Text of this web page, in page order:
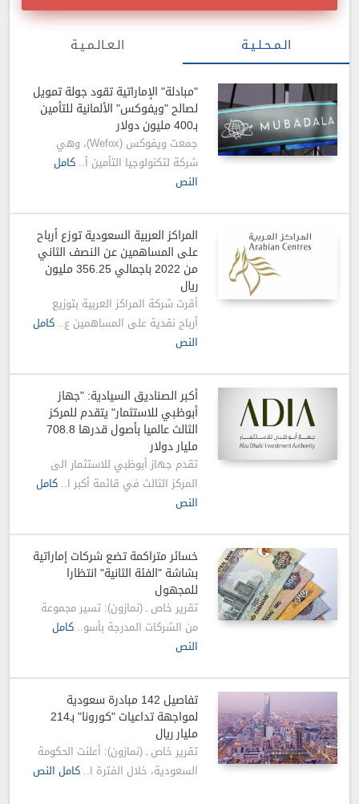
الـمـحـلـيـة الـعـالـمـيـة
"مبادلة" الإماراتية تقود جولة تمويل
لصالح "ويفوكس" الألمانية للتأمين
بـ400 مليون دولار
جمعت ويفوكس (Wefox)، وهي
شركة لتكنولوجيا التأمين أ..كامل
النص
المراكز العربية السعودية توزع أرباح
على المساهمين عن النصف الثاني
من 2022 باجمالي 356.25 مليون
ريال
أقرت شركة المراكز العربية بتوزيع
أرباح نقدية على المساهمين ع..كامل
النص
أكبر الصناديق السيادية: "جهاز
أبوظبي للاستثمار" يتقدم للمركز
الثالث عالميا بأصول قدرها 708.8
مليار دولار
تقدم جهاز أبوظبي للاستثمار الى
المركز الثالث في قائمة أكبر ا..كامل
النص
خسائر متراكمة تضع شركات إماراتية
بشاشة "الفئة الثانية" انتظارا
للمجهول
تقرير خاص ـ (نمازون): تسير مجموعة
من الشركات المدرجة بأسو..كامل
النص
تفاصيل 142 مبادرة سعودية
لمواجهة تداعيات "كورونا" بـ214
مليار ريال
تقرير خاص ـ (نمازون): أعلنت الحكومة
السعودية، خلال الفترة ا..كامل النص